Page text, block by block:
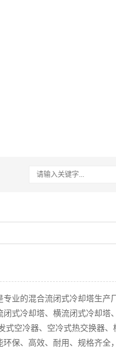
业的混合流闭式冷却塔生产
式冷却塔、横流闭式冷却塔
式空冷器、空冷式热交换器
保、高效、耐用、规格齐全